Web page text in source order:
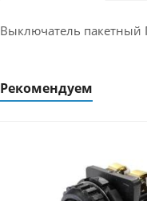
Выключатель пакетный
Рекомендуем